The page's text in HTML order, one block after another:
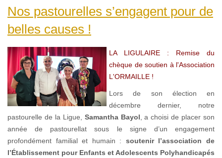
Nos pastourelles s’engagent pour de
belles causes !
LA LIGULAIRE : Remise du
chèque de soutien à l'Association
L'ORMAILLE !
Lors de son élection en
décembre dernier, notre
pastourelle de la Ligue, Samantha Bayol , a choisi de placer son
année de pastourellat sous le signe d’un engagement
profondément familial et humain : soutenir l’association de
l’Établissement pour Enfants et Adolescents Polyhandicapés